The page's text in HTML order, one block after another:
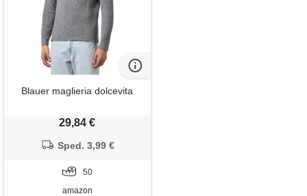
Blauer maglieria dolcevita
29,84 €
Sped. 3,99 €
50
amazon